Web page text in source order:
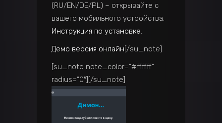
(RU/EN/DE/PL) – открывайте с
вашего мобильного устройства.
Инструкция по установке.
Демо версия онлайн[/su_note]
[su_note note_color=”#ffffff”
radius=”0″] [/su_note]